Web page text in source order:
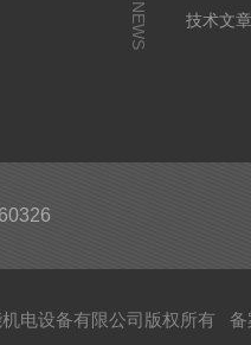
NEWS
技术文
电设备有限公司版权所有 备